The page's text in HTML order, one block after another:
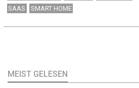
SAAS
SMART HOME
MEIST GELESEN